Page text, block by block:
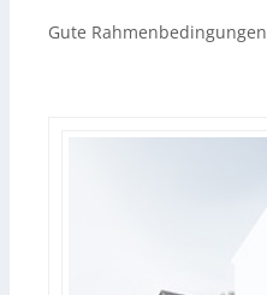
Gute Rahmenbedingungen